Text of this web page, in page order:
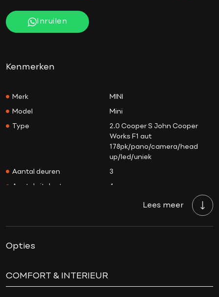
Inruilen
Kenmerken
Merk MINI
Model Mini
Type
2.0 Cooper S John Cooper
Works F1 aut
178pk/pano/camera/head
up/led/uniek
Aantal deuren 3
Aantal zitplaatsen 4
Aantal versnellingen
Brandstof
Lees meer
Opties
COMFORT & INTERIEUR